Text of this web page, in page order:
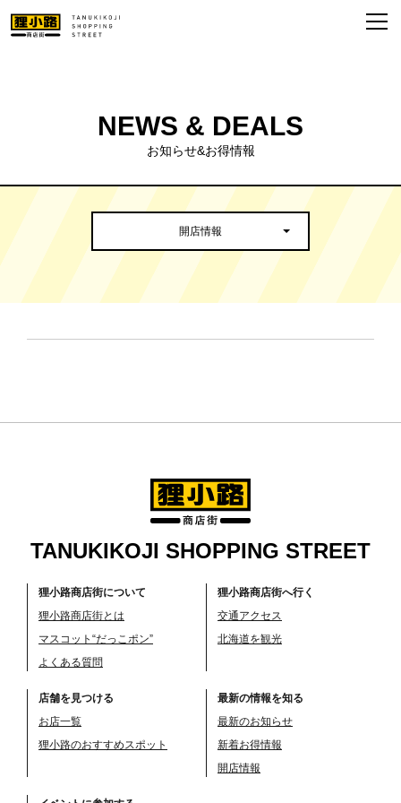
NEWS & DEALS
お知らせ&お得情報
開店情報
TANUKIKOJI SHOPPING STREET
狸小路商店街について
狸小路商店街とは
マスコット“だっこポン”
よくある質問
狸小路商店街へ行く
交通アクセス
北海道を観光
店舗を見つける
お店一覧
狸小路のおすすめスポット
最新の情報を知る
最新のお知らせ
新着お得情報
開店情報